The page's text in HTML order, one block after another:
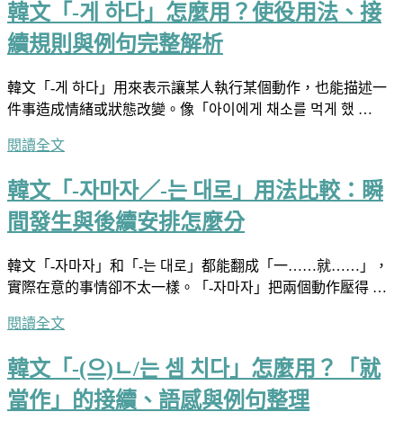
韓文「-게 하다」怎麼用？使役用法、接
續規則與例句完整解析
韓文「-게 하다」用來表示讓某人執行某個動作，也能描述一
件事造成情緒或狀態改變。像「아이에게 채소를 먹게 했 …
閱讀全文
韓文「-자마자／-는 대로」用法比較：瞬
間發生與後續安排怎麼分
韓文「-자마자」和「-는 대로」都能翻成「一……就……」，
實際在意的事情卻不太一樣。「-자마자」把兩個動作壓得 …
閱讀全文
韓文「-(으)ㄴ/는 셈 치다」怎麼用？「就
當作」的接續、語感與例句整理